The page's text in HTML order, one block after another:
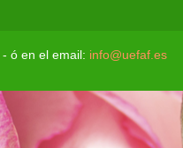
- ó en el email: info@uefaf.es